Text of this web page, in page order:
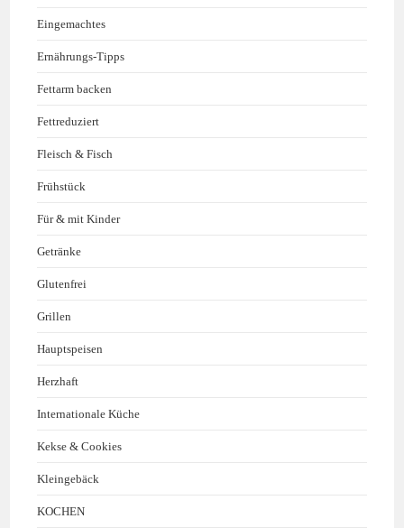
Eingemachtes
Ernährungs-Tipps
Fettarm backen
Fettreduziert
Fleisch & Fisch
Frühstück
Für & mit Kinder
Getränke
Glutenfrei
Grillen
Hauptspeisen
Herzhaft
Internationale Küche
Kekse & Cookies
Kleingebäck
KOCHEN